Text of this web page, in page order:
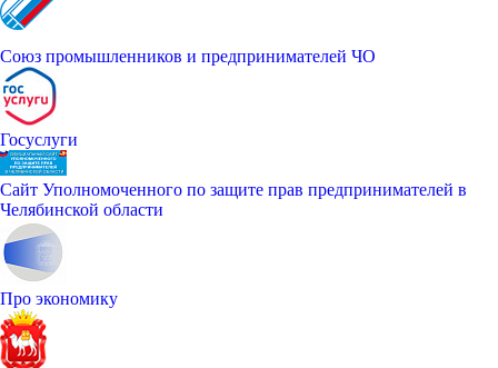
Союз промышленников и предпринимателей ЧО
Госуслуги
Сайт Уполномоченного по защите прав предпринимателей в
Челябинской области
Про экономику